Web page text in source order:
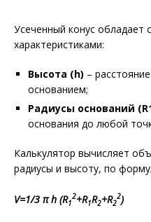
Усеченный конус обладает
характеристиками:
Высота (h) –
основанием;
Радиусы оснований
основания до любой
Калькулятор вычисляет
радиусы и высоту, по
V=1/3 π h (R1
2​+R1R2+R2
2​)